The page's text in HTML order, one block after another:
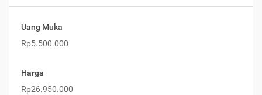
Uang Muka
Rp5.500.000
Harga
Rp26.950.000